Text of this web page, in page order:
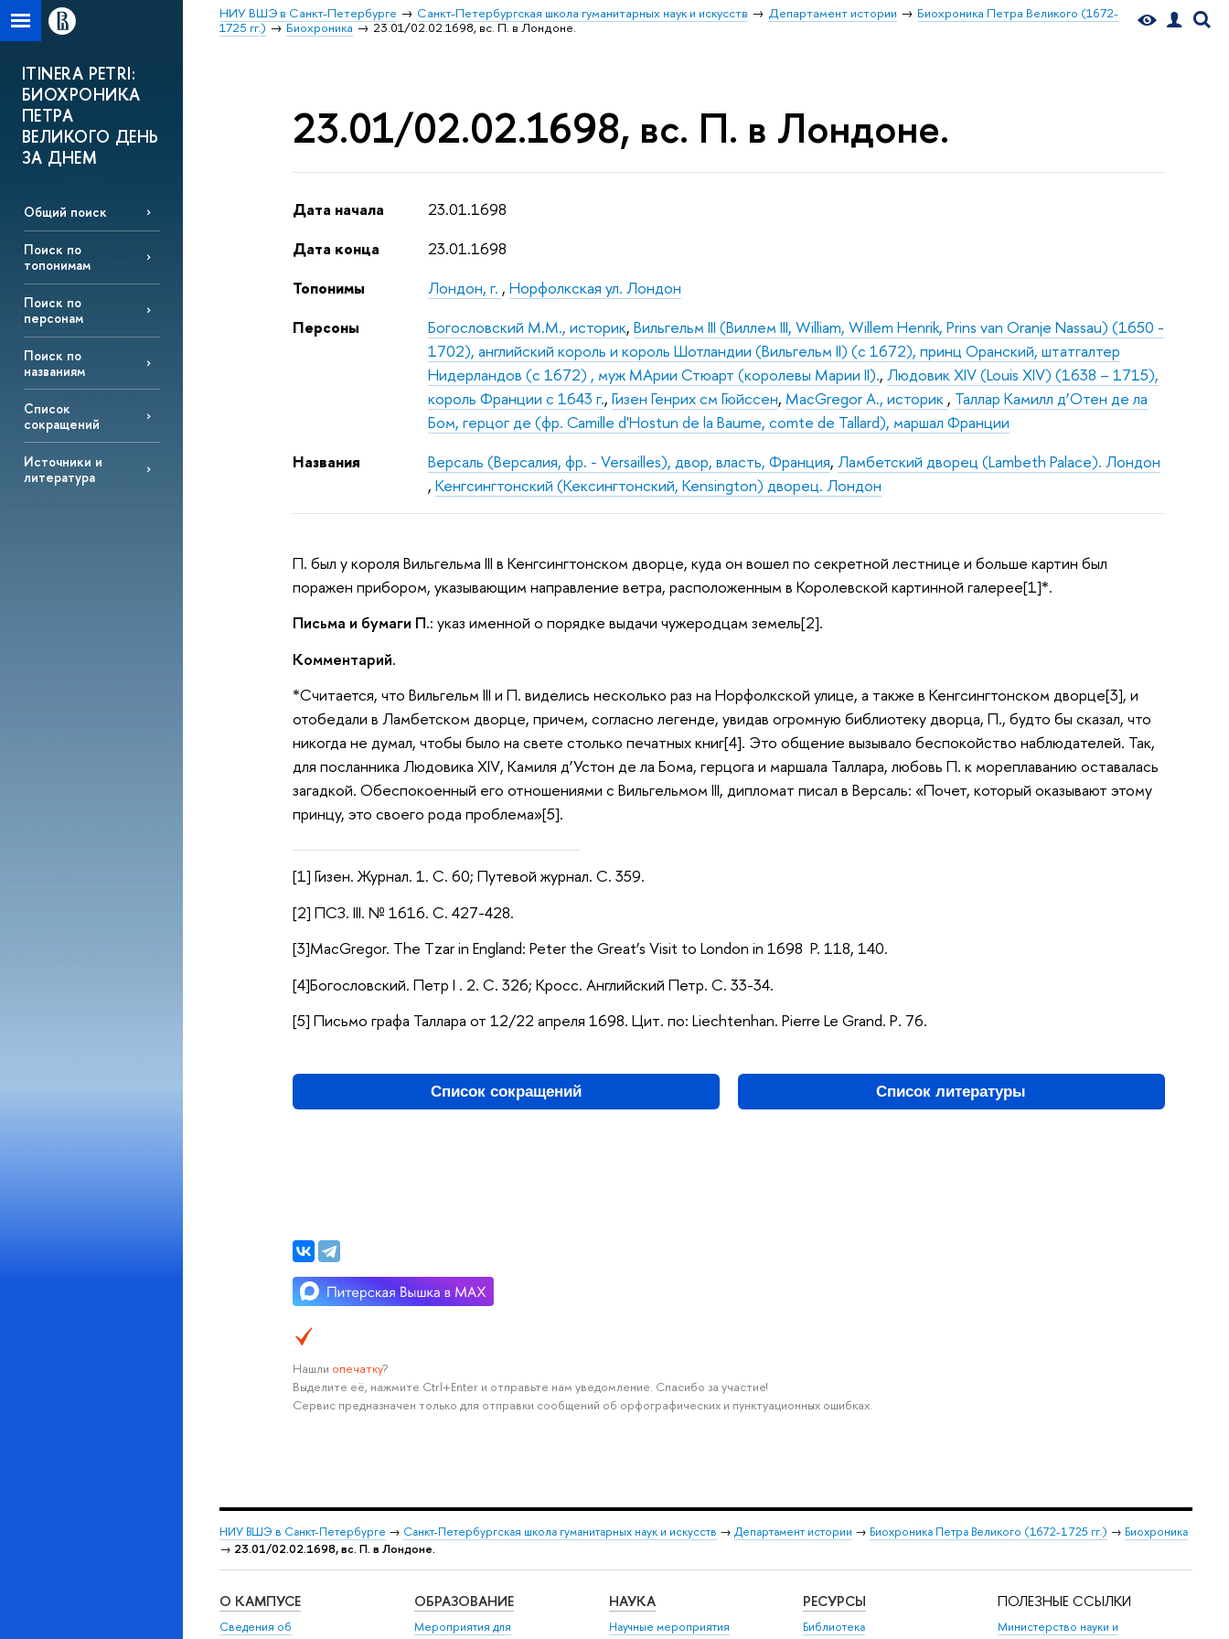
НИУ ВШЭ в Санкт-Петербурге Санкт-Петербургская школа гуманитарных наук и искусств Департамент истории
Биохроника Петра Великого (1672-
1725 гг.)
Биохроника 23.01/02.02.1698, вс. П. в Лондоне.
ITINERA PETRI:
БИОХРОНИКА
ПЕТРА
ВЕЛИКОГО ДЕНЬ
ЗА ДНЕМ
Общий поиск
Поиск по
топонимам
Поиск по
персонам
Поиск по
названиям
Список
сокращений
Источники и
литература
23.01/02.02.1698, вс. П. в Лондоне.
Дата начала
23.01.1698
Дата конца
23.01.1698
Топонимы
Лондон, г. ,Норфолкская ул. Лондон
Персоны
Богословский М.М., историк,Вильгельм III (Виллем III, William, Willem Henrik, Prins van Oranje Nassau) (1650 -
1702), английский король и король Шотландии (Вильгельм II) (c 1672), принц Оранский, штатгалтер
Нидерландов (c 1672) , муж МАрии Стюарт (королевы Марии II).,Людовик XIV (Louis XIV) (1638 – 1715),
король Франции с 1643 г.,Гизен Генрих см Гюйссен, MacGregor А., историк , Таллар Камилл д’Отен де ла
Бом, герцог де (фр. Camille d'Hostun de la Baume, comte de Tallard), маршал Франции
Названия
Версаль (Версалия, фр. - Versailles), двор, власть, Франция,Ламбетский дворец (Lambeth Palace). Лондон
,Кенгсингтонский (Кексингтонский, Kensington) дворец. Лондон
П. был у короля Вильгельма III в Кенгсингтонском дворце, куда он вошел по секретной лестнице и больше картин был
поражен прибором, указывающим направление ветра, расположенным в Королевской картинной галерее[1]*.
Письма и бумаги П.: указ именной о порядке выдачи чужеродцам земель[2].
Комментарий.
*Считается, что Вильгельм III и П. виделись несколько раз на Норфолкской улице, а также в Кенгсингтонском дворце[3], и
отобедали в Ламбетском дворце, причем, согласно легенде, увидав огромную библиотеку дворца, П., будто бы сказал, что
никогда не думал, чтобы было на свете столько печатных книг[4]. Это общение вызывало беспокойство наблюдателей. Так,
для посланника Людовика XIV, Камиля д’Устон де ла Бома, герцога и маршала Таллара, любовь П. к мореплаванию оставалась
загадкой. Обеспокоенный его отношениями с Вильгельмом III, дипломат писал в Версаль: «Почет, который оказывают этому
принцу, это своего рода проблема»[5].
[1] Гизен. Журнал. 1. С. 60; Путевой журнал. С. 359.
[2] ПСЗ. III. № 1616. С. 427-428.
[3]MacGregor. The Tzar in England: Peter the Great’s Visit to London in 1698 P. 118, 140.
[4]Богословский. Петр I . 2. С. 326; Кросс. Английский Петр. С. 33-34.
[5] Письмо графа Таллара от 12/22 апреля 1698. Цит. по: Liechtenhan. Pierre Le Grand. P. 76.
Список сокращений Список литературы
Нашли опечатку?
Выделите её, нажмите Ctrl+Enter и отправьте нам уведомление. Спасибо за участие!
Сервис предназначен только для отправки сообщений об орфографических и пунктуационных ошибках.
НИУ ВШЭ в Санкт-Петербурге → Санкт-Петербургская школа гуманитарных наук и искусств → Департамент истории → Биохроника Петра Великого (1672-1725 гг.) → Биохроника
→ 23.01/02.02.1698, вс. П. в Лондоне.
О КАМПУСЕ
Сведения об
ОБРАЗОВАНИЕ
Мероприятия для
НАУКА
Научные мероприятия
РЕСУРСЫ
Библиотека
ПОЛЕЗНЫЕ ССЫЛКИ
Министерство науки и